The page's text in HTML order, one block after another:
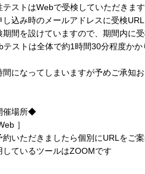
テストはWebで受検していただきます
し込み時のメールアドレスに受検
期間を設けていますので、期間内に受
テストは全体で約1時間30分程度かか
間になってしまいますが予めご承知お
場所◆
］
約いただきましたら個別にURLをご
しているツールはZOOMです